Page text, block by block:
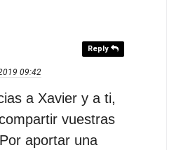
Reply
09:42
a Xavier y a ti,
vuestras
aportar una